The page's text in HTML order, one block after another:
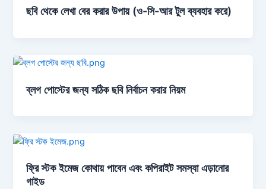
ছবি থেকে লেখা বের করার উপায় (ও-সি-আর টুল ব্যবহার করে)
ব্লগ পোস্টের জন্য সঠিক ছবি নির্বাচন করার নিয়ম
ফ্রি স্টক ইমেজ কোথায় পাবেন এবং কপিরাইট সমস্যা এড়ানোর
গাইড